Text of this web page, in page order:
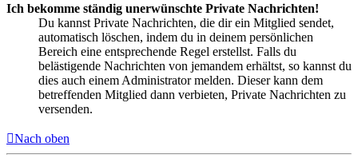
Ich bekomme ständig unerwünschte Private Nachrichten!
Du kannst Private Nachrichten, die dir ein Mitglied sendet,
automatisch löschen, indem du in deinem persönlichen
Bereich eine entsprechende Regel erstellst. Falls du
belästigende Nachrichten von jemandem erhältst, so kannst du
dies auch einem Administrator melden. Dieser kann dem
betreffenden Mitglied dann verbieten, Private Nachrichten zu
versenden.
Nach oben